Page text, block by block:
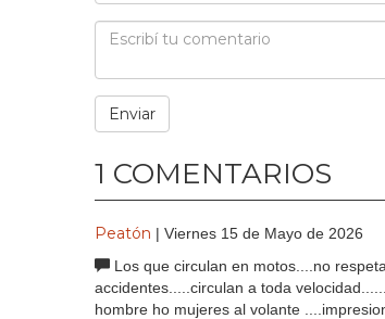
1 COMENTARIOS
Peatón | Viernes 15 de Mayo de 2026
Los que circulan en motos....no
accidentes.....circulan a toda
hombre ho mujeres al volante